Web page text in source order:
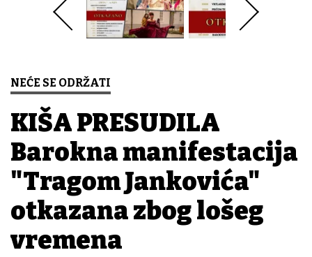
NEĆE SE ODRŽATI
KIŠA PRESUDILA
Barokna manifestacija
"Tragom Jankovića"
otkazana zbog lošeg
vremena